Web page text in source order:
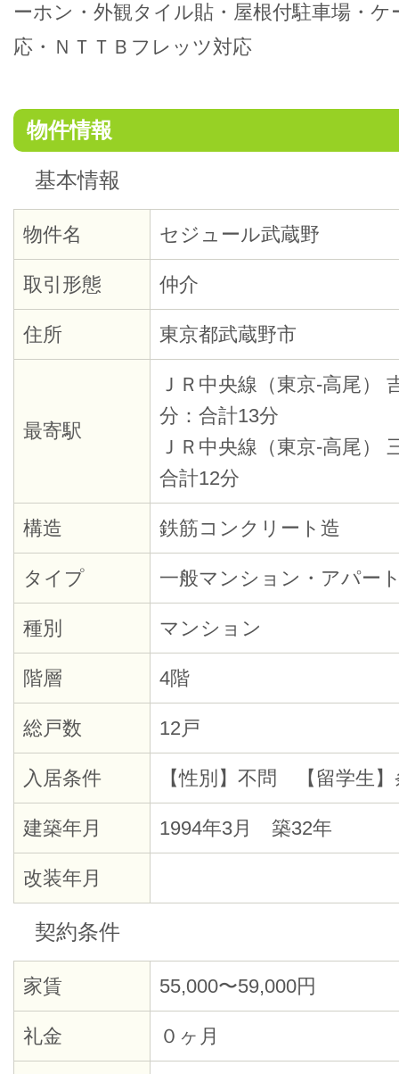
ーホン・外観タイル貼・屋根付駐車場・
応・ＮＴＴＢフレッツ対応
物件情報
基本情報
物件名 セジュール武蔵野
取引形態 仲介
住所 東京都武蔵野市
最寄駅
ＪＲ中央線（東京-高尾）
分：合計13分
ＪＲ中央線（東京-高尾）
合計12分
構造 鉄筋コンクリート造
タイプ 一般マンション・アパー
種別 マンション
階層 4階
総戸数 12戸
入居条件 【性別】不問 【留学生
建築年月 1994年3月 築32年
改装年月
契約条件
家賃 55,000〜59,000円
礼金 ０ヶ月